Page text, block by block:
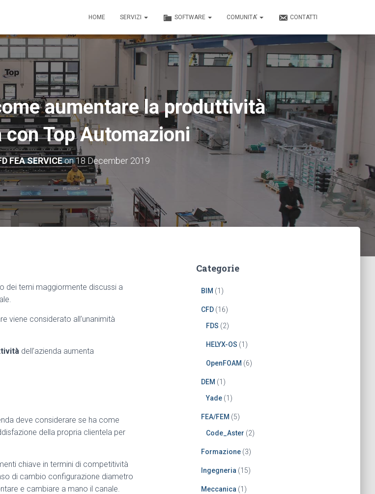
HOME SERVIZI SOFTWARE COMUNITA’ CONTATTI
aumentare la produttività
con Top Automazioni
FEA SERVICEon18 December 2019
dei temi maggiormente discussi a
viene considerato all’unanimità
dell’azienda aumenta
deve considerare se ha come
della propria clientela per
chiave in termini di competitività
di cambio configurazione diametro
e cambiare a mano il canale.
Categorie
BIM (1)
CFD(16)
FDS (2)
HELYX-OS (1)
OpenFOAM (6)
DEM (1)
Yade(1)
FEA/FEM (5)
Code_Aster (2)
Formazione(3)
Ingegneria (15)
Meccanica (1)